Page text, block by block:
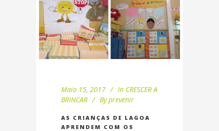
Maio 15, 2017 In CRESCER A
BRINCAR
By prevenir
AS CRIANÇAS DE LAGOA
APRENDEM COM OS